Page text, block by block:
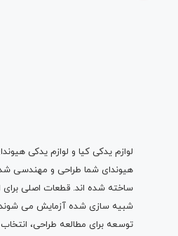
لوازم یدکی کیا و لوازم یدکی
هیوندای شما طراحی و مهندسی شده
ساخته شده اند. قطعات اصلی برای
شبیه سازی شده آزمایش می شوند.
توسعه برای مطالعه طراحی،